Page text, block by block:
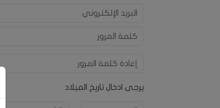
يرجى ادخال تاريخ الميلاد